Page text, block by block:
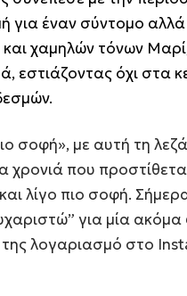
για έναν σύντομο
χαμηλών τόνων
εστιάζοντας όχι στα
σοφή», με αυτή τη
που
λίγο πιο σοφή.
για μία
λογαριασμό στο